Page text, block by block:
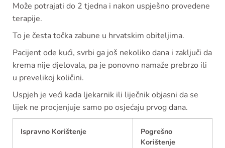
Može potrajati do 2 tjedna i nakon uspješno provedene
terapije.
To je česta točka zabune u hrvatskim obiteljima.
Pacijent ode kući, svrbi ga još nekoliko dana i zaključi da
krema nije djelovala, pa je ponovno namaže prebrzo ili
u prevelikoj količini.
Uspjeh je veći kada ljekarnik ili liječnik objasni da se
lijek ne procjenjuje samo po osjećaju prvog dana.
Ispravno Korištenje
Pogrešno
Korištenje